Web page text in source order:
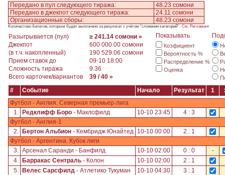
Передано в пул следующего тиража:
48.23 сомони
Передано в джекпот следующего тиража:
24.11 сомони
Организационные сборы:
48.23 сомони
Количестово билетов, которым будет выплачено за результат с учётом "сложения категорий" . См. Регламент
Разыгрывается (пул)
≥ 241.14 сомони »
Джекпот
600 000.00 сомони
(в т.ч. накопленный)
190 529.06 сомони
Прием ставок до
09-10 18:00
Сложность тиража
9.36
Всего карточек/вариантов
39 / 40 »
Показывать
Коэфициент
Вероятность %
Распределение %
Оценка
# Событие Начало Результат 1
Футбол - Англия. Северная премьер-лига
1.
Редклифф Боро - Маклсфилд 10-10 23:45 4 : 3
Футбол - Англия-1
2.
Бертон Альбион - Кембридж Юнайтед 10-10 00:00 2 : 1
Футбол - Аргентина. Кубок лиги
3. Арсенал Саранди - Банфилд 10-10 02:00 0 : 0
-
4.
Барракас Сентраль - Колон 10-10 02:00 2 : 1
5.
Велес Сарсфилд - Атлетико Тукуман 10-10 04:30 3 : 1